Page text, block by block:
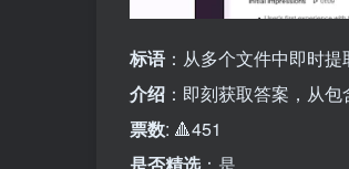
标语 ：从多个文件中即时提
介绍 ：即刻获取答案，从
票数: 🔺451